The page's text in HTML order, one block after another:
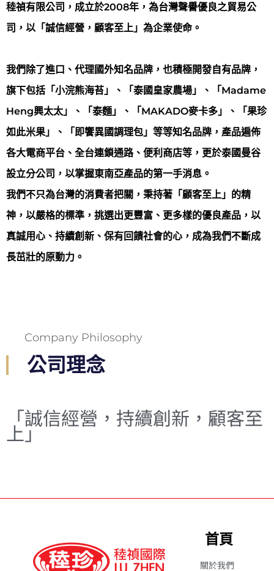
稑禎有限公司，成立於2008年，為台灣聲譽優良之貿易公
司，以「誠信經營，顧客至上」為企業使命。
我們除了進口、代理國外知名品牌，也積極開發自有品牌，
旗下包括「小浣熊海苔」、「泰國皇家農場」、「Madame
Heng興太太」、「泰麵」、「MAKADO麥卡多」、「果珍
如此米果」、「即饗異國調理包」等等知名品牌，產品遍佈
各大電商平台、全台連鎖通路、便利商店等，更於泰國曼谷
設立分公司，以掌握東南亞產品的第一手消息。
我們不只為台灣的消費者把關，秉持著「顧客至上」的精
神，以嚴格的標準，挑選出更豐富、更多樣的優良產品，以
真誠用心、持續創新、保有回饋社會的心，成為我們不斷成
長茁壯的原動力。
Company Philosophy
公司理念
「誠信經營，持續創新，顧客至
上」
首頁
關於我們